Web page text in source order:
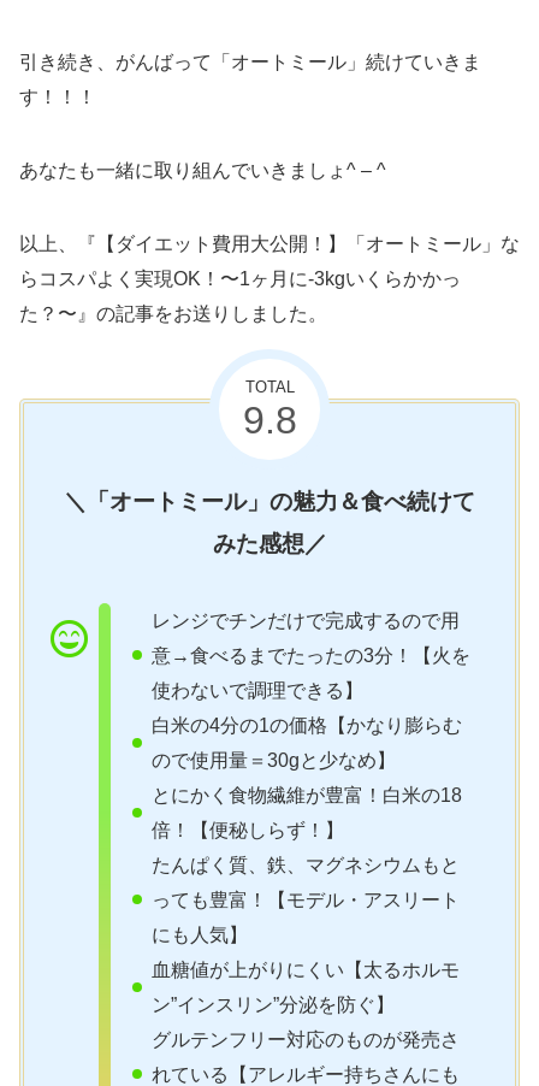
引き続き、がんばって「オートミール」続けていきま
す！！！
あなたも一緒に取り組んでいきましょ^ – ^
以上、『【ダイエット費用大公開！】「オートミール」な
らコスパよく実現OK！〜1ヶ月に-3kgいくらかかっ
た？〜』の記事をお送りしました。
TOTAL
9.8
＼「オートミール」の魅力＆食べ続けて
みた感想／
レンジでチンだけで完成するので用
意→食べるまでたったの3分！【火を
使わないで調理できる】
白米の4分の1の価格【かなり膨らむ
ので使用量＝30gと少なめ】
とにかく食物繊維が豊富！白米の18
倍！【便秘しらず！】
たんぱく質、鉄、マグネシウムもと
っても豊富！【モデル・アスリート
にも人気】
血糖値が上がりにくい【太るホルモ
ン”インスリン”分泌を防ぐ】
グルテンフリー対応のものが発売さ
れている【アレルギー持ちさんにも